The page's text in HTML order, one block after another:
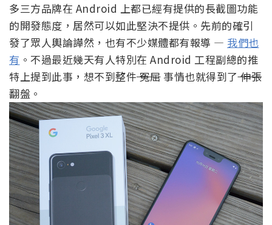
多三方品牌在 Android 上都已經有提供的長截圖功能
的開發態度，居然可以如此堅決不提供。先前的確引
發了眾人輿論譁然，也有不少媒體都有報導 — 我們也
有 。不過最近幾天有人特別在 Android 工程副總的推
特上提到此事，想不到整件冤屈事情也就得到了伸張
翻盤。